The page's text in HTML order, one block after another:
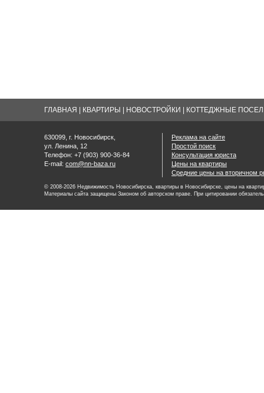
ГЛАВНАЯ КВАРТИРЫ НОВОСТРОЙКИ КОТТЕДЖНЫЕ
630099, г. Новосибирск,
ул. Ленина, 12
Телефон: +7 (903) 900-36-84
E-mail: com@nn-baza.ru
Реклама на сайте
Простой поиск
Консультация юриста
Цены на квартиры
Средние цены на вторичном
© 2008-2026 Недвижимость Новосибирска, квартиры в Новосибирске, цены на
Материалы сайта защищены Законом об авторском праве. При цитировании